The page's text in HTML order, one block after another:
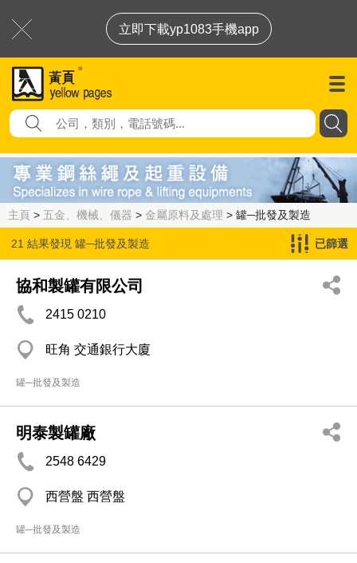
立即下載yp1083手機app
主頁 > 五金、機械、儀器 > 金屬原料及處理 > 罐─批發及製造
21 結果發現 罐─批發及製造 已篩選
協和製罐有限公司
2415 0210
旺角 交通銀行大廈
罐─批發及製造
明泰製罐廠
2548 6429
西營盤 西營盤
罐─批發及製造